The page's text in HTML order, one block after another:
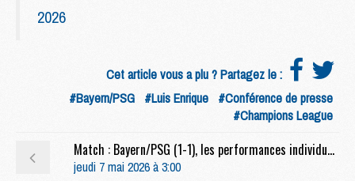
2026
Cet article vous a plu ? Partagez le :
#Bayern/PSG #Luis Enrique #Conférence de presse
#Champions League
Match : Bayern/PSG (1-1), les performances individuelles
jeudi 7 mai 2026 à 3:00